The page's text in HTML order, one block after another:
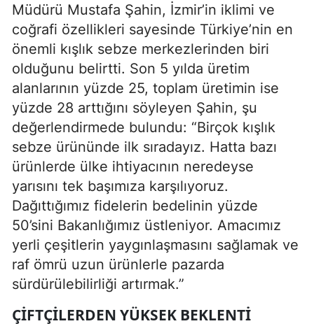
Müdürü Mustafa Şahin, İzmir’in iklimi ve
coğrafi özellikleri sayesinde Türkiye’nin en
önemli kışlık sebze merkezlerinden biri
olduğunu belirtti. Son 5 yılda üretim
alanlarının yüzde 25, toplam üretimin ise
yüzde 28 arttığını söyleyen Şahin, şu
değerlendirmede bulundu: “Birçok kışlık
sebze ürününde ilk sıradayız. Hatta bazı
ürünlerde ülke ihtiyacının neredeyse
yarısını tek başımıza karşılıyoruz.
Dağıttığımız fidelerin bedelinin yüzde
50’sini Bakanlığımız üstleniyor. Amacımız
yerli çeşitlerin yaygınlaşmasını sağlamak ve
raf ömrü uzun ürünlerle pazarda
sürdürülebilirliği artırmak.”
ÇIFTÇILERDEN YÜKSEK BEKLENTI